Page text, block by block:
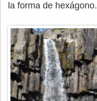
la forma de hexágono.